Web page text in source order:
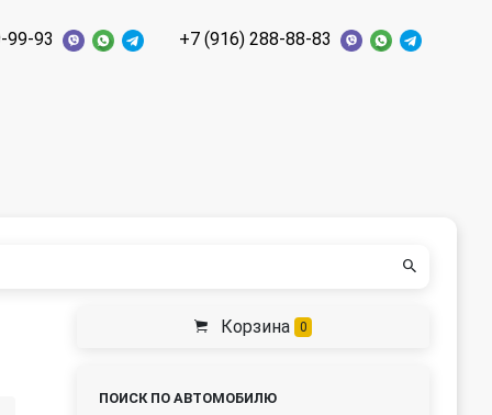
99-93 +7 (916) 288-88-83
Корзина 0
ПОИСК ПО АВТОМОБИЛЮ